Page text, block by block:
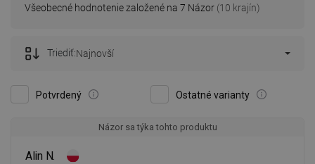
Všeobecné hodnotenie založené na 7 Názor (10 krajín)
Potvrdený Ostatné varianty
Triediť:Najnovší
Názor sa týka tohto produktu
Alin N.